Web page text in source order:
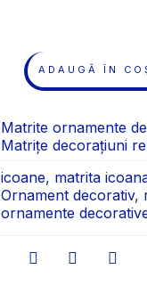
ADAUGĂ ÎN
Matrite ornamente
Matrițe decorațiuni
icoane, matrita
Ornament decorativ,
ornamente